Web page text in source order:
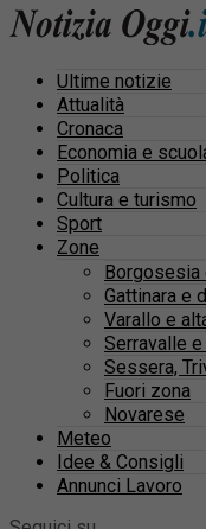
Ultime notizie
Attualità
Cronaca
Economia e
Politica
Cultura e turismo
Sport
Zone
Borgosesia
Gattinara e
Varallo e
Serravalle
Sessera,
Fuori zona
Novarese
Meteo
Idee & Consigli
Annunci Lavoro